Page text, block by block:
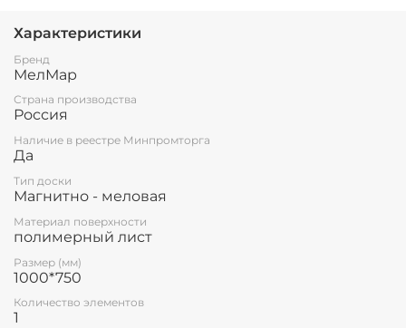
ДОСКИ КЛАССНЫЕ
Характеристики
Бренд
МелМар
Страна производства
Россия
Наличие в реестре Минпромторга
Да
Тип доски
Магнитно - меловая
Материал поверхности
полимерный лист
Размер (мм)
1000*750
Количество элементов
1